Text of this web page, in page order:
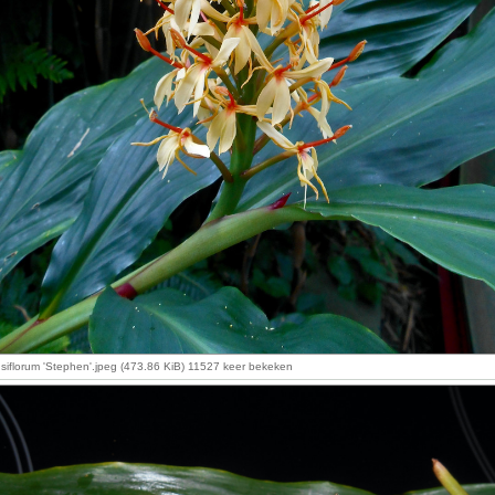
'Stephen'.jpeg (473.86 KiB) 11527 keer bekeken